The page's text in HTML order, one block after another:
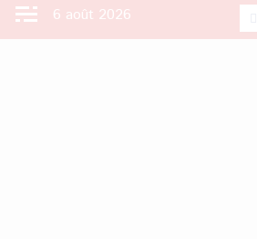
Aller
6 août 2026